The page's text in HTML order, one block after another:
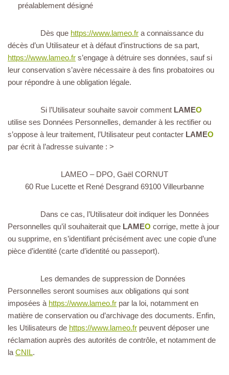
préalablement désigné
Dès que https://www.lameo.fr a connaissance du
décès d’un Utilisateur et à défaut d’instructions de sa part,
https://www.lameo.fr s’engage à détruire ses données, sauf si
leur conservation s’avère nécessaire à des fins probatoires ou
pour répondre à une obligation légale.
Si l’Utilisateur souhaite savoir comment LAMEO
utilise ses Données Personnelles, demander à les rectifier ou
s’oppose à leur traitement, l’Utilisateur peut contacter LAMEO
par écrit à l’adresse suivante : >
LAMEO – DPO, Gaël CORNUT
60 Rue Lucette et René Desgrand 69100 Villeurbanne
Dans ce cas, l’Utilisateur doit indiquer les Données
Personnelles qu’il souhaiterait que LAMEO corrige, mette à jour
ou supprime, en s’identifiant précisément avec une copie d’une
pièce d’identité (carte d’identité ou passeport).
Les demandes de suppression de Données
Personnelles seront soumises aux obligations qui sont
imposées à https://www.lameo.fr par la loi, notamment en
matière de conservation ou d’archivage des documents. Enfin,
les Utilisateurs de https://www.lameo.fr peuvent déposer une
réclamation auprès des autorités de contrôle, et notamment de
la CNIL.